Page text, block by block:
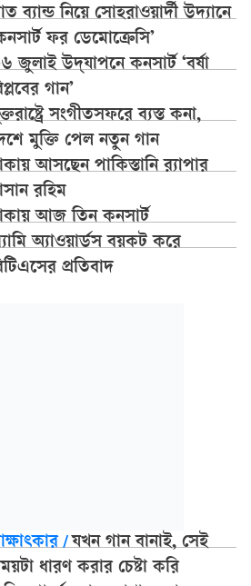
ব্যান্ড নিয়ে সোহরাওয়ার্দী উদ্যানে
ফর ডেমোক্রেসি’
জুলাই উদ্‌যাপনে কনসার্ট ‘বর্ষা
গান’
সংগীতসফরে ব্যস্ত কনা,
মুক্তি পেল নতুন গান
আসছেন পাকিস্তানি র‍্যাপার
রহিম
আজ তিন কনসার্ট
অ্যাওয়ার্ডস বয়কট করে
প্রতিবাদ
/যখন গান বানাই, সেই
ধারণ করার চেষ্টা করি